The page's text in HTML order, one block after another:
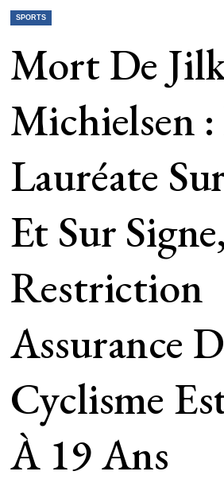
SPORTS
Mort De
Michielsen
Lauréate
Et Sur
Restriction
Assurance
Cyclisme
À 19 Ans